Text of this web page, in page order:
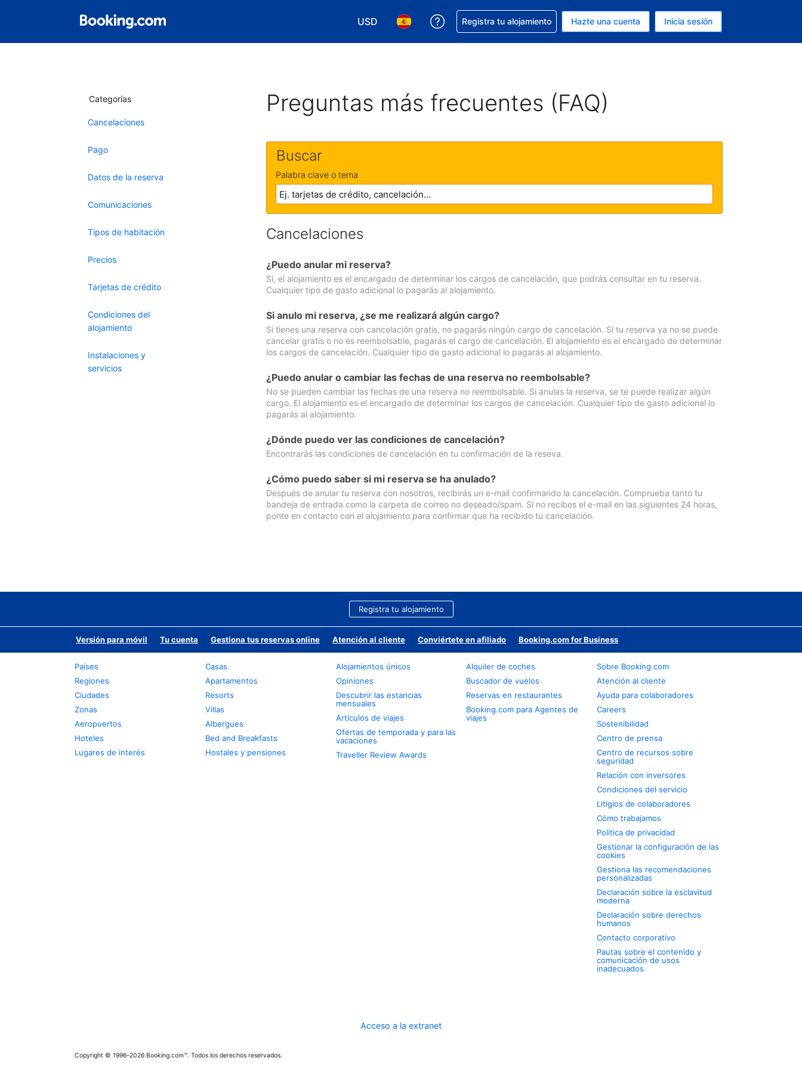
USD
Elegir tu moneda. Tu moneda actual es Dólar de EEUU
Elegir el idioma que prefieres. Tu idioma actual es Español
Obtener ayuda con la reserva
Registra tu alojamiento Hazte una cuenta Inicia sesión
Categorías
Cancelaciones
Pago
Datos de la reserva
Comunicaciones
Tipos de habitación
Precios
Tarjetas de crédito
Condiciones del
alojamiento
Instalaciones y
servicios
Preguntas más frecuentes (FAQ)
Buscar
Palabra clave o tema
Cancelaciones
¿Puedo anular mi reserva?
Sí, el alojamiento es el encargado de determinar los cargos de cancelación, que podrás consultar en tu reserva.
Cualquier tipo de gasto adicional lo pagarás al alojamiento.
Si anulo mi reserva, ¿se me realizará algún cargo?
Si tienes una reserva con cancelación gratis, no pagarás ningún cargo de cancelación. Si tu reserva ya no se puede
cancelar gratis o no es reembolsable, pagarás el cargo de cancelación. El alojamiento es el encargado de determinar
los cargos de cancelación. Cualquier tipo de gasto adicional lo pagarás al alojamiento.
¿Puedo anular o cambiar las fechas de una reserva no reembolsable?
No se pueden cambiar las fechas de una reserva no reembolsable. Si anulas la reserva, se te puede realizar algún
cargo. El alojamiento es el encargado de determinar los cargos de cancelación. Cualquier tipo de gasto adicional lo
pagarás al alojamiento.
¿Dónde puedo ver las condiciones de cancelación?
Encontrarás las condiciones de cancelación en tu confirmación de la reseva.
¿Cómo puedo saber si mi reserva se ha anulado?
Después de anular tu reserva con nosotros, recibirás un e-mail confirmando la cancelación. Comprueba tanto tu
bandeja de entrada como la carpeta de correo no deseado/spam. Si no recibes el e-mail en las siguientes 24 horas,
ponte en contacto con el alojamiento para confirmar que ha recibido tu cancelación.
Registra tu alojamiento
Versión para móvil Tu cuenta Gestiona tus reservas online Atención al cliente Conviértete en afiliado Booking.com for Business
Países
Regiones
Ciudades
Zonas
Aeropuertos
Hoteles
Lugares de interés
Casas
Apartamentos
Resorts
Villas
Albergues
Bed and Breakfasts
Hostales y pensiones
Alojamientos únicos
Opiniones
Descubrir las estancias
mensuales
Artículos de viajes
Ofertas de temporada y para las
vacaciones
Traveller Review Awards
Alquiler de coches
Buscador de vuelos
Reservas en restaurantes
Booking.com para Agentes de
viajes
Sobre Booking.com
Atención al cliente
Ayuda para colaboradores
Careers
Sostenibilidad
Centro de prensa
Centro de recursos sobre
seguridad
Relación con inversores
Condiciones del servicio
Litigios de colaboradores
Cómo trabajamos
Política de privacidad
Gestionar la configuración de las
cookies
Gestiona las recomendaciones
personalizadas
Declaración sobre la esclavitud
moderna
Declaración sobre derechos
humanos
Contacto corporativo
Pautas sobre el contenido y
comunicación de usos
inadecuados
Acceso a la extranet
Copyright © 1996–2026 Booking.com™. Todos los derechos reservados.